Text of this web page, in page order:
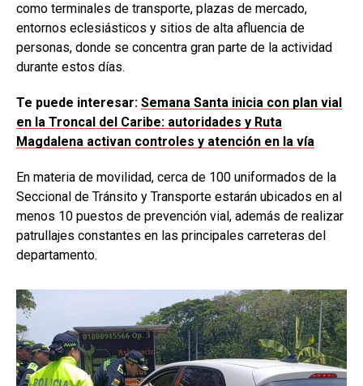
como terminales de transporte, plazas de mercado,
entornos eclesiásticos y sitios de alta afluencia de
personas, donde se concentra gran parte de la actividad
durante estos días.
Te puede interesar: Semana Santa inicia con plan vial
en la Troncal del Caribe: autoridades y Ruta
Magdalena activan controles y atención en la vía
En materia de movilidad, cerca de 100 uniformados de la
Seccional de Tránsito y Transporte estarán ubicados en al
menos 10 puestos de prevención vial, además de realizar
patrullajes constantes en las principales carreteras del
departamento.